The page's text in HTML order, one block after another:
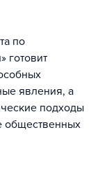
по
готовит
явления, а
подходы
общественных